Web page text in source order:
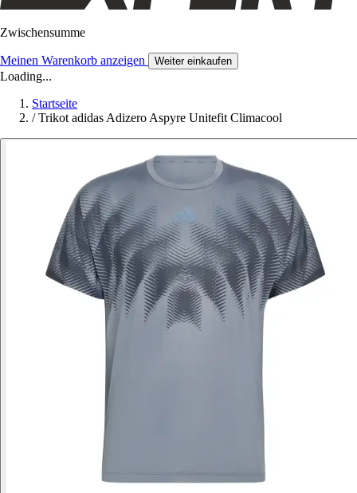
Zwischensumme
Meinen Warenkorb anzeigen Weiter einkaufen
Loading...
Startseite
/ Trikot adidas Adizero Aspyre Unitefit Climacool